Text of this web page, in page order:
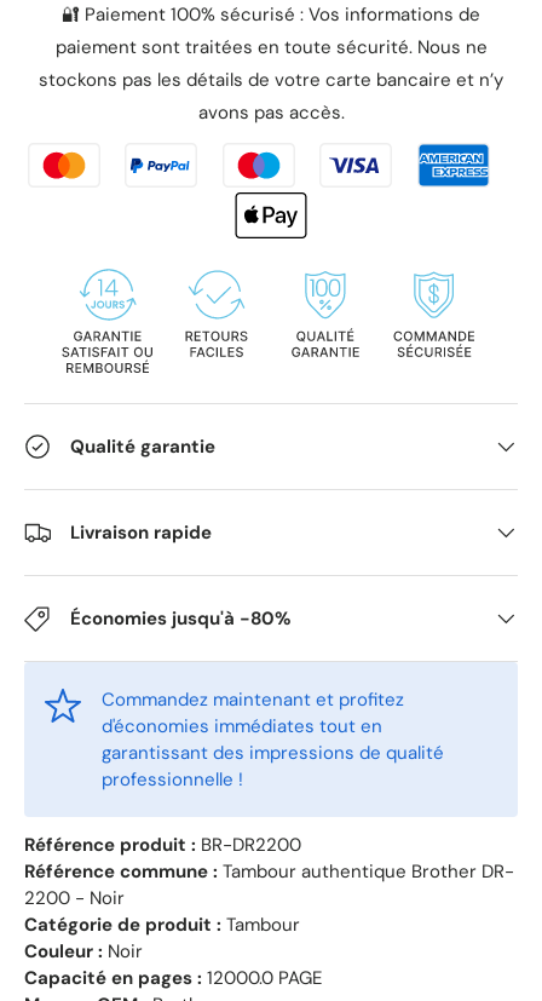
🔐 Paiement 100% sécurisé : Vos informations de
paiement sont traitées en toute sécurité. Nous ne
stockons pas les détails de votre carte bancaire et n’y
avons pas accès.
Qualité garantie
Livraison rapide
Économies jusqu'à -80%
Commandez maintenant et profitez
d'économies immédiates tout en
garantissant des impressions de qualité
professionnelle !
Référence produit : BR-DR2200
Référence commune : Tambour authentique Brother DR-
2200 - Noir
Catégorie de produit : Tambour
Couleur : Noir
Capacité en pages : 12000.0 PAGE